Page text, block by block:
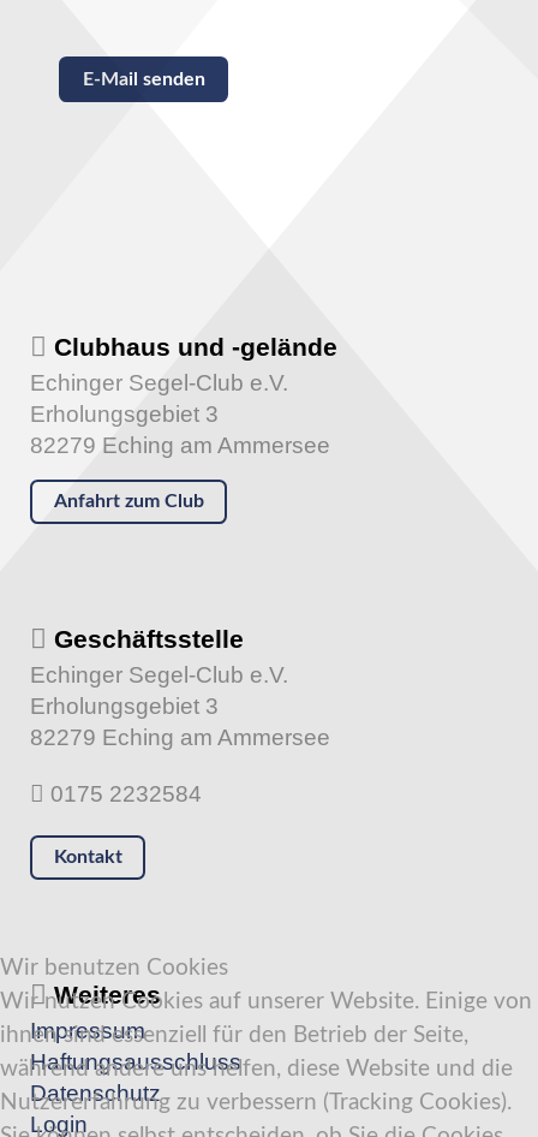
Captcha *
E-Mail senden
Clubhaus und -gelände
Echinger Segel-Club e.V.
Erholungsgebiet 3
82279 Eching am Ammersee
Anfahrt zum Club
Geschäftsstelle
Echinger Segel-Club e.V.
Erholungsgebiet 3
82279 Eching am Ammersee
0175 2232584
Kontakt
Weiteres
Impressum
Haftungsausschluss
Datenschutz
Login
Wir benutzen Cookies
Wir nutzen Cookies auf unserer Website. Einige von
ihnen sind essenziell für den Betrieb der Seite,
während andere uns helfen, diese Website und die
Nutzererfahrung zu verbessern (Tracking Cookies).